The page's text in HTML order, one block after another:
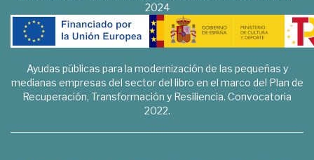
2024
Ayudas públicas para la modernización de las pequeñas y
medianas empresas del sector del libro en el marco del Plan de
Recuperación, Transformación y Resiliencia. Convocatoria
2022.